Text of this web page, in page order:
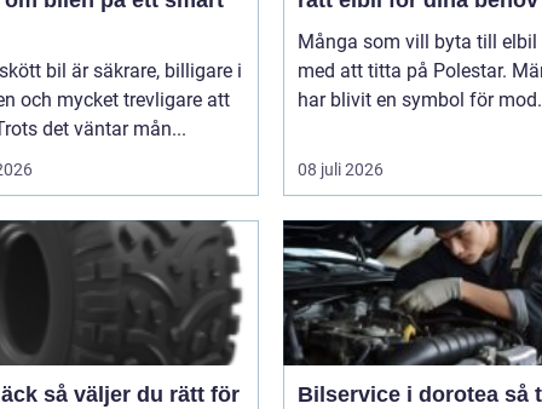
bil är säkrare, billigare i
och mycket trevligare att
det väntar mån...
Många som vill byta till elbil
med att titta på Polestar.
har blivit en symbol för
08 juli 2026
du rätt för
Bilservice i dorotea så tar du